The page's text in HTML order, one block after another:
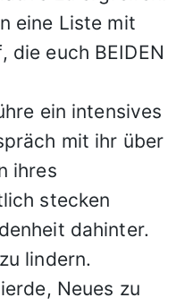
eine Liste mit
die euch BEIDEN
ein intensives
mit ihr über
ihres
stecken
dahinter.
lindern.
Neues zu